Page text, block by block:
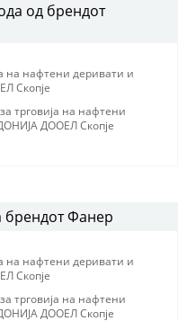
од брендот
на нафтени деривати и
Скопjе
трговиjа на нафтени
ДООЕЛ Скопjе
брендот Фанер
на нафтени деривати и
Скопjе
трговиjа на нафтени
ДООЕЛ Скопjе